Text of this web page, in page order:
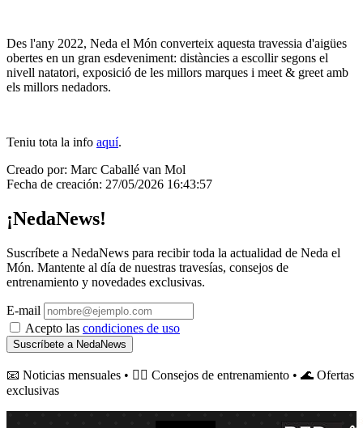
Des l'any 2022, Neda el Món converteix aquesta travessia d'aigües
obertes en un gran esdeveniment: distàncies a escollir segons el
nivell natatori, exposició de les millors marques i meet & greet amb
els millors nedadors.
Teniu tota la info aquí.
Creado por: Marc Caballé van Mol
Fecha de creación: 27/05/2026 16:43:57
¡NedaNews!
Suscríbete a NedaNews para recibir toda la actualidad de Neda el
Món. Mantente al día de nuestras travesías, consejos de
entrenamiento y novedades exclusivas.
E-mail
Acepto las condiciones de uso
Suscríbete a NedaNews
📧 Noticias mensuales • 🏊‍♂️ Consejos de entrenamiento • 🌊 Ofertas
exclusivas